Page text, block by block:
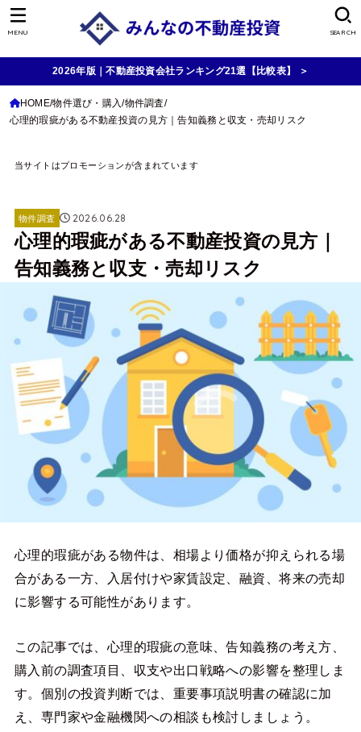
SEARCH
MENU
2026年版｜不動産投資会社ランキング21選【比較表】 ＞
HOME 物件選び・購入 物件調査
心理的瑕疵がある不動産投資の見方｜告知義務と収支・売却リスク
当サイトはプロモーションが含まれています
物件調査 2026.06.28
心理的瑕疵がある不動産投資の見方｜
告知義務と収支・売却リスク
心理的瑕疵がある物件は、相場より価格が抑えられる場
合がある一方、入居付けや家賃設定、融資、将来の売却
に影響する可能性があります。
この記事では、心理的瑕疵の意味、告知義務の考え方、
購入前の調査項目、収支や出口戦略への影響を整理しま
す。個別の投資判断では、重要事項説明書の確認に加
え、専門家や金融機関への相談も検討しましょう。